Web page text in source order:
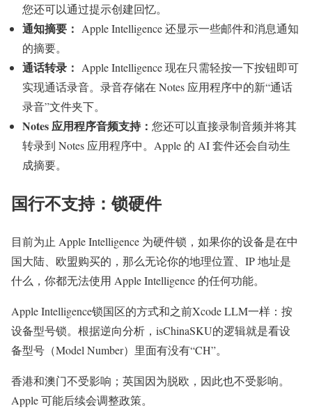
您还可以通过提示创建回忆。
通知摘要： Apple Intelligence 还显示一些邮件和消息通知
的摘要。
通话转录： Apple Intelligence 现在只需轻按一下按钮即可
实现通话录音。录音存储在 Notes 应用程序中的新“通话
录音”文件夹下。
Notes 应用程序音频支持： 您还可以直接录制音频并将其
转录到 Notes 应用程序中。Apple 的 AI 套件还会自动生
成摘要。
国行不支持：锁硬件
目前为止 Apple Intelligence 为硬件锁，如果你的设备是在中
国大陆、欧盟购买的，那么无论你的地理位置、IP 地址是
什么，你都无法使用 Apple Intelligence 的任何功能。
Apple Intelligence锁国区的方式和之前Xcode LLM一样：按
设备型号锁。根据逆向分析，isChinaSKU的逻辑就是看设
备型号（Model Number）里面有没有“CH”。
香港和澳门不受影响；英国因为脱欧，因此也不受影响。
Apple 可能后续会调整政策。